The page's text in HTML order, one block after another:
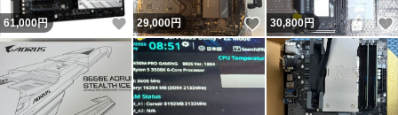
61,000円 いいね！
29,000円 いいね！
30,800円